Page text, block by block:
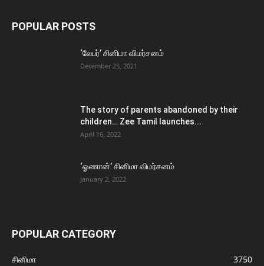
POPULAR POSTS
‘லேபர்’ சினிமா விமர்சனம்
December 25, 2021
The story of parents abandoned by their
children… Zee Tamil launches...
April 16, 2022
‘ஓணான்’ சினிமா விமர்சனம்
January 2, 2022
POPULAR CATEGORY
சினிமா
3750